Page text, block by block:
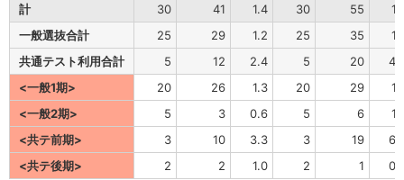
計
30 41 1.4 30 55
一般選抜合計
25 29 1.2 25 35
共通テスト利用合計
5 12 2.4 5 20
<一般1期>
20 26 1.3 20 29
<一般2期>
5 3 0.6 5 6
<共テ前期>
3 10 3.3 3 19
<共テ後期>
2 2 1.0 2 1